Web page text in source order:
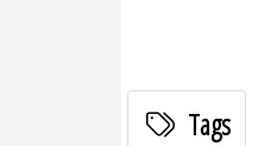
Tags